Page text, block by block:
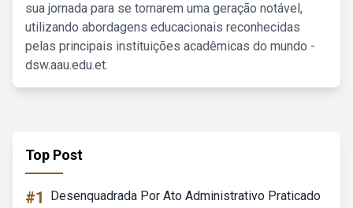
sua jornada para se tornarem uma geração notável,
utilizando abordagens educacionais reconhecidas
pelas principais instituições acadêmicas do mundo -
dsw.aau.edu.et.
Top Post
#1
Desenquadrada Por Ato Administrativo Praticado